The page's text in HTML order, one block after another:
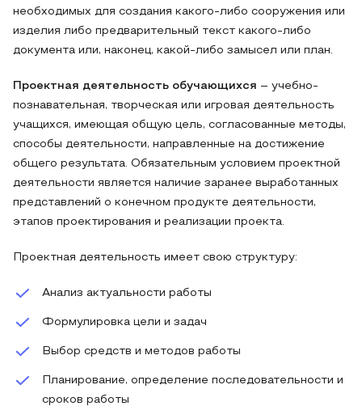
необходимых для создания какого-либо сооружения или
изделия либо предварительный текст какого-либо
документа или, наконец, какой-либо замысел или план.
Проектная деятельность обучающихся – учебно-
познавательная, творческая или игровая деятельность
учащихся, имеющая общую цель, согласованные методы,
способы деятельности, направленные на достижение
общего результата. Обязательным условием проектной
деятельности является наличие заранее выработанных
представлений о конечном продукте деятельности,
этапов проектирования и реализации проекта.
Проектная деятельность имеет свою структуру:
Анализ актуальности работы
Формулировка цели и задач
Выбор средств и методов работы
Планирование, определение последовательности и
сроков работы